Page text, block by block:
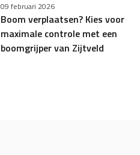
09 februari 2026
Boom verplaatsen? Kies voor
maximale controle met een
boomgrijper van Zijtveld